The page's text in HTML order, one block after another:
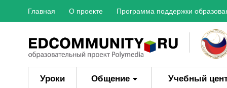
Главная О проекте Программа поддержки
Уроки Общение Учебный